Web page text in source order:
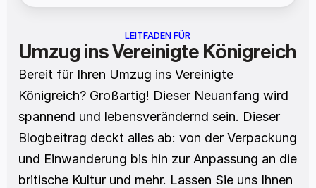
LEITFADEN FÜR
Umzug ins Vereinigte Königreich
Bereit für Ihren Umzug ins Vereinigte
Königreich? Großartig! Dieser Neuanfang wird
spannend und lebensverändernd sein. Dieser
Blogbeitrag deckt alles ab: von der Verpackung
und Einwanderung bis hin zur Anpassung an die
britische Kultur und mehr. Lassen Sie uns Ihnen